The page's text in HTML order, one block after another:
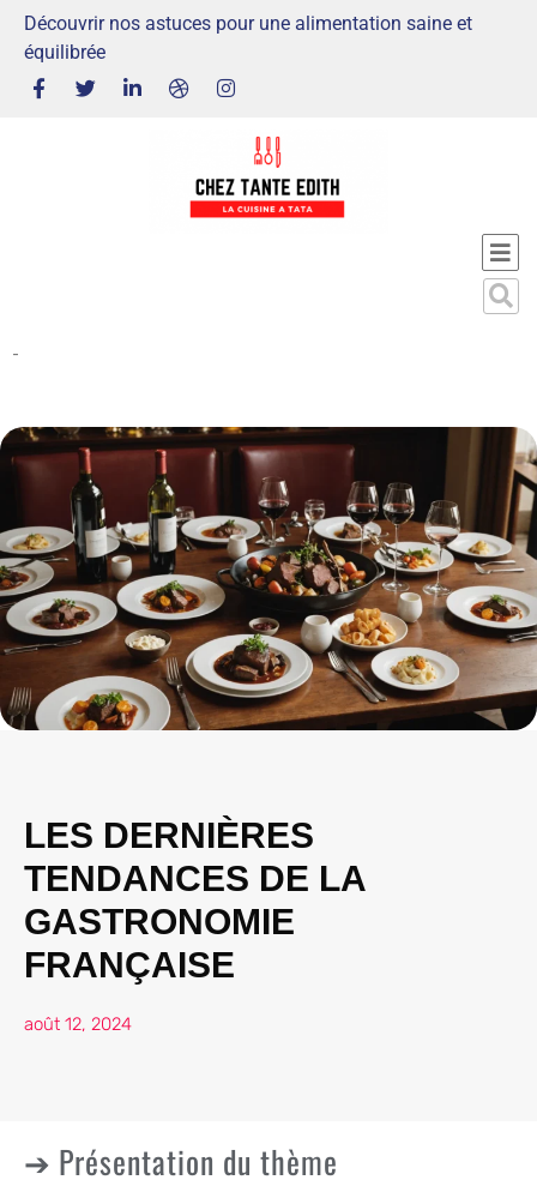
Découvrir nos astuces pour une alimentation saine et
équilibrée
-
LES DERNIÈRES
TENDANCES DE LA
GASTRONOMIE
FRANÇAISE
août 12, 2024
Présentation du thème